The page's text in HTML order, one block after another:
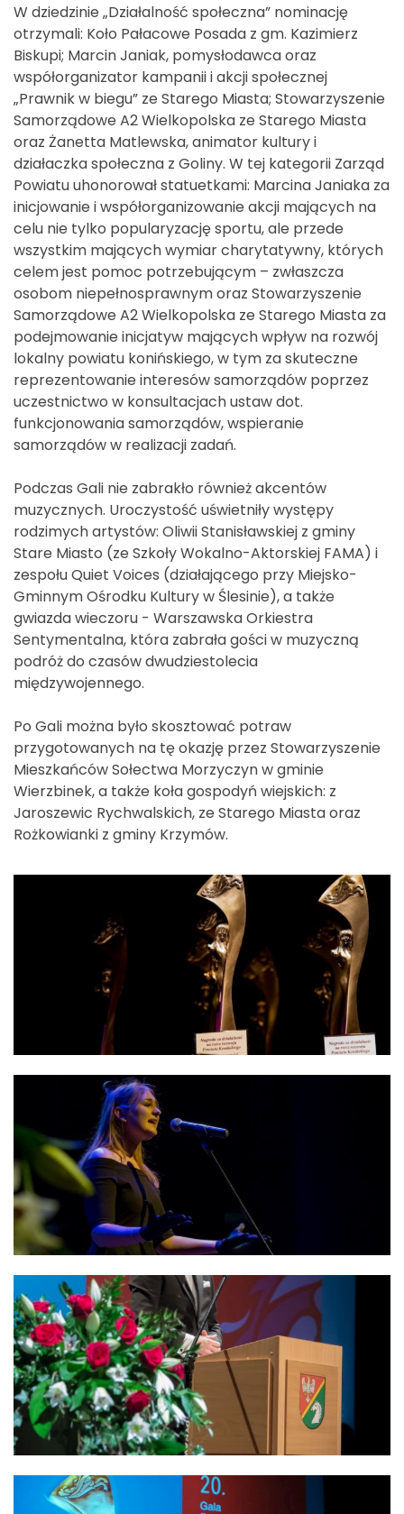
W dziedzinie „Działalność społeczna” nominację
otrzymali: Koło Pałacowe Posada z gm. Kazimierz
Biskupi; Marcin Janiak, pomysłodawca oraz
współorganizator kampanii i akcji społecznej
„Prawnik w biegu” ze Starego Miasta; Stowarzyszenie
Samorządowe A2 Wielkopolska ze Starego Miasta
oraz Żanetta Matlewska, animator kultury i
działaczka społeczna z Goliny. W tej kategorii Zarząd
Powiatu uhonorował statuetkami: Marcina Janiaka za
inicjowanie i współorganizowanie akcji mających na
celu nie tylko popularyzację sportu, ale przede
wszystkim mających wymiar charytatywny, których
celem jest pomoc potrzebującym – zwłaszcza
osobom niepełnosprawnym oraz Stowarzyszenie
Samorządowe A2 Wielkopolska ze Starego Miasta za
podejmowanie inicjatyw mających wpływ na rozwój
lokalny powiatu konińskiego, w tym za skuteczne
reprezentowanie interesów samorządów poprzez
uczestnictwo w konsultacjach ustaw dot.
funkcjonowania samorządów, wspieranie
samorządów w realizacji zadań.
Podczas Gali nie zabrakło również akcentów
muzycznych. Uroczystość uświetniły występy
rodzimych artystów: Oliwii Stanisławskiej z gminy
Stare Miasto (ze Szkoły Wokalno-Aktorskiej FAMA) i
zespołu Quiet Voices (działającego przy Miejsko-
Gminnym Ośrodku Kultury w Ślesinie), a także
gwiazda wieczoru - Warszawska Orkiestra
Sentymentalna, która zabrała gości w muzyczną
podróż do czasów dwudziestolecia
międzywojennego.
Po Gali można było skosztować potraw
przygotowanych na tę okazję przez Stowarzyszenie
Mieszkańców Sołectwa Morzyczyn w gminie
Wierzbinek, a także koła gospodyń wiejskich: z
Jaroszewic Rychwalskich, ze Starego Miasta oraz
Rożkowianki z gminy Krzymów.